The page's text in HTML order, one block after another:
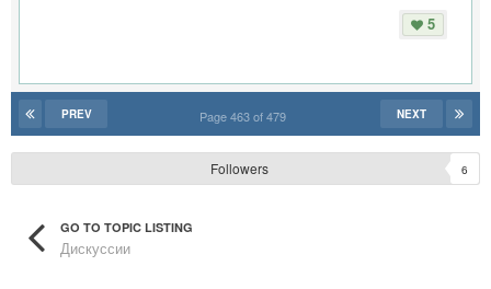
5
PREV NEXT
Page 463 of 479
Followers 6
GO TO TOPIC LISTING
Дискуссии